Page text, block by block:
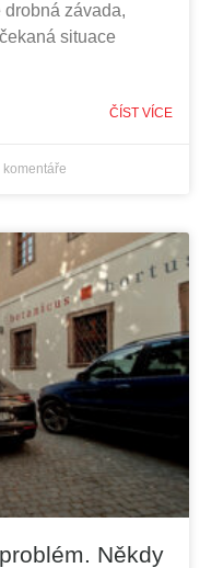
závada,
situace
ČÍST VÍCE
Někdy